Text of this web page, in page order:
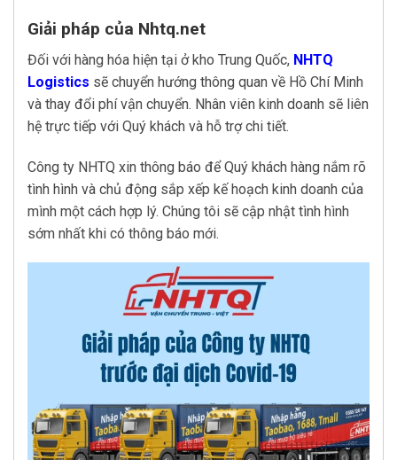
Giải pháp của Nhtq.net
Đối với hàng hóa hiện tại ở kho Trung Quốc, NHTQ
Logistics sẽ chuyển hướng thông quan về Hồ Chí Minh
và thay đổi phí vận chuyển. Nhân viên kinh doanh sẽ liên
hệ trực tiếp với Quý khách và hỗ trợ chi tiết.
Công ty NHTQ xin thông báo để Quý khách hàng nắm rõ
tình hình và chủ động sắp xếp kế hoạch kinh doanh của
mình một cách hợp lý. Chúng tôi sẽ cập nhật tình hình
sớm nhất khi có thông báo mới.